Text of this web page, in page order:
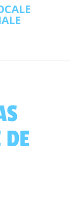
DE